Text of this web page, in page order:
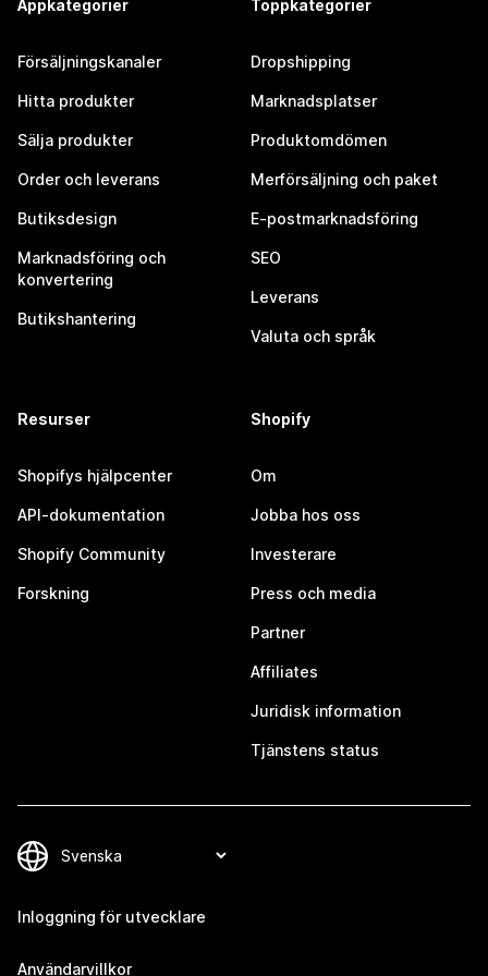
Appkategorier
Försäljningskanaler
Hitta produkter
Sälja produkter
Order och leverans
Butiksdesign
Marknadsföring och
konvertering
Butikshantering
Toppkategorier
Dropshipping
Marknadsplatser
Produktomdömen
Merförsäljning och paket
E-postmarknadsföring
SEO
Leverans
Valuta och språk
Resurser
Shopifys hjälpcenter
API-dokumentation
Shopify Community
Forskning
Shopify
Om
Jobba hos oss
Investerare
Press och media
Partner
Affiliates
Juridisk information
Tjänstens status
Inloggning för utvecklare
Användarvillkor